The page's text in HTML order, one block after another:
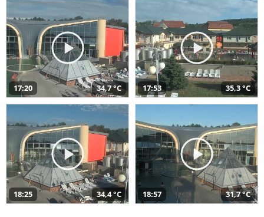
17:20 34,7 °C 17:53 35,3 °C
18:25 34,4 °C 18:57 31,7 °C